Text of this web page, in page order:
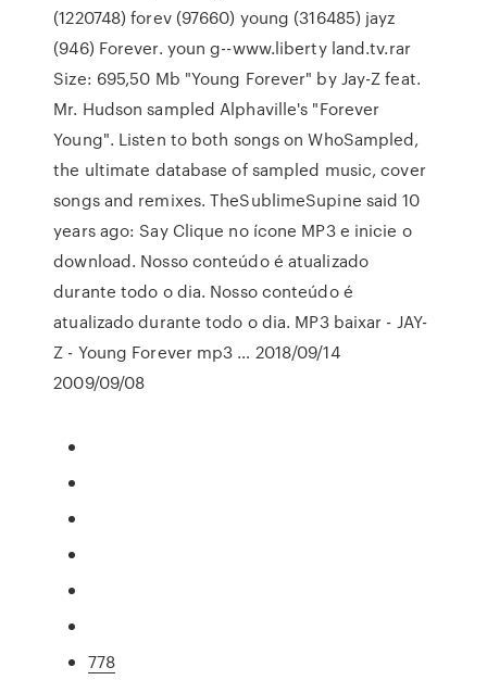
(1220748) forev (97660) young (316485) jayz
(946) Forever. youn g--www.liberty land.tv.rar
Size: 695,50 Mb "Young Forever" by Jay-Z feat.
Mr. Hudson sampled Alphaville's "Forever
Young". Listen to both songs on WhoSampled,
the ultimate database of sampled music, cover
songs and remixes. TheSublimeSupine said 10
years ago: Say Clique no ícone MP3 e inicie o
download. Nosso conteúdo é atualizado
durante todo o dia. Nosso conteúdo é
atualizado durante todo o dia. MP3 baixar - JAY-
Z - Young Forever mp3 … 2018/09/14
2009/09/08
778